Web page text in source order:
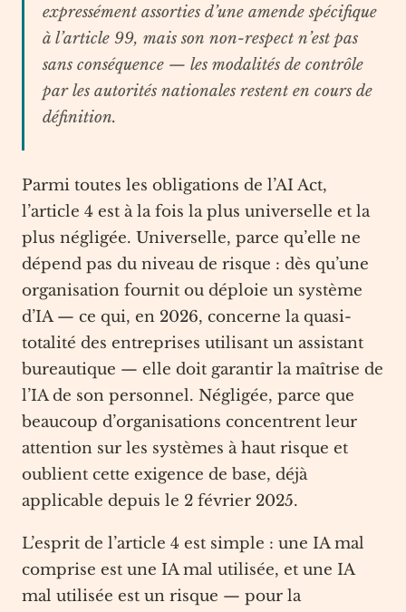
expressément assorties d’une amende spécifique
à l’article 99, mais son non-respect n’est pas
sans conséquence — les modalités de contrôle
par les autorités nationales restent en cours de
définition.
Parmi toutes les obligations de l’AI Act,
l’article 4 est à la fois la plus universelle et la
plus négligée. Universelle, parce qu’elle ne
dépend pas du niveau de risque : dès qu’une
organisation fournit ou déploie un système
d’IA — ce qui, en 2026, concerne la quasi-
totalité des entreprises utilisant un assistant
bureautique — elle doit garantir la maîtrise de
l’IA de son personnel. Négligée, parce que
beaucoup d’organisations concentrent leur
attention sur les systèmes à haut risque et
oublient cette exigence de base, déjà
applicable depuis le 2 février 2025.
L’esprit de l’article 4 est simple : une IA mal
comprise est une IA mal utilisée, et une IA
mal utilisée est un risque — pour la